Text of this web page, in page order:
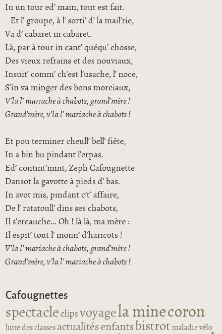
In un tour ed’ main, tout est fait.
Et l’ groupe, à l’ sorti’ d’ la mail’rie,
Va d’ cabaret in cabaret.
Là, par à tour in cant’ quéqu’ chosse,
Des vieux refrains et des nouviaux,
Insuit’ comm’ ch’est l’usache, l’ noce,
S’in va minger des bons morciaux,
V’la l’ mariache à chabots, grand’mère !
Grand’mère, v’la l’ mariache à chabots !
Et pou terminer cheull’ bell’ fiête,
In a bin bu pindant l’erpas.
Ed’ contint’mint, Zeph Cafougnette
Dansot la gavotte à pieds d’ bas.
In avot mis, pindant c’t’ affaire,
De l’ ratatoull’ dins ses chabots,
Il s’ercauche… Oh ! là là, ma mère :
Il espit’ tout l’ monn’ d’haricots !
V’la l’ mariache à chabots, grand’mère !
Grand’mère, v’la l’ mariache à chabots !
Cafougnettes
spectacleclipsvoyagela minecoron
lutte des classes actualitésenfants bistrot maladievélo